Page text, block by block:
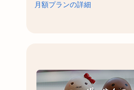
月額プランの詳細